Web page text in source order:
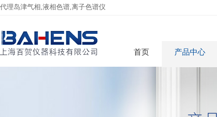
代理岛津气相,液相色谱,离子色谱仪
首页 产品中心